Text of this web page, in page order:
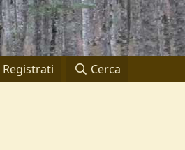
Registrati Cerca